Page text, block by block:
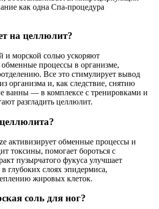
как одна Спа-процедура
на целлюлит?
и морской солью ускоряют
процессы в организме,
Все это стимулирует вывод
организма и, как следствие, снятию
ванны — в комплексе с тренировками и
разгладить целлюлит.
активизирует обменные процессы и
токсины, помогает бороться с
пузырчатого фукуса улучшает
глубоких слоях эпидермиса,
жировых клеток.
соль для ног?